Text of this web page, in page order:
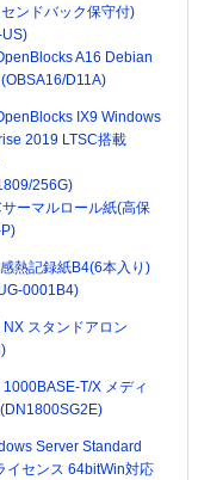
ンドバック保守付)
A16 Debian
D11A)
IX9 Windows
2019 LTSC搭載
256G)
ーマルロール紙(高保
熱記録紙B4(6本入り)
0001B4)
スタンドアロン
T/X メディ
Server Standard
イセンス 64bitWin対応